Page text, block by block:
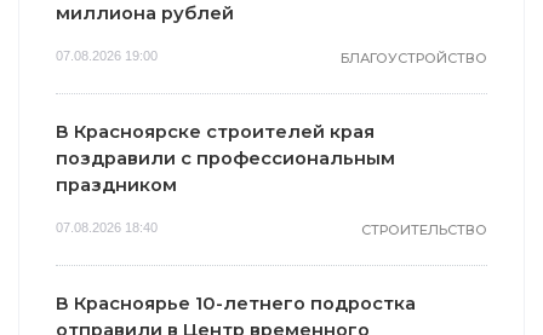
миллиона рублей
07.08.2026 19:00 БЛАГОУСТРОЙСТВО
В Красноярске строителей края
поздравили с профессиональным
праздником
07.08.2026 18:40 СТРОИТЕЛЬСТВО
В Красноярье 10-летнего подростка
отправили в Центр временного